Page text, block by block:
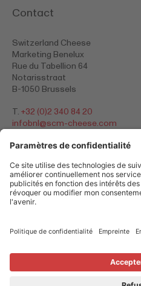
Contact
Switzerland Cheese
Marketing Benelux
Rue du Tabellion 64
Notarisstraat
B-1050 Brussels
T. +32 (0)2 340 84 20
infobnl@scm-cheese.com